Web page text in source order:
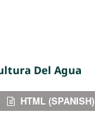
Del Agua
HTML (SPANISH)